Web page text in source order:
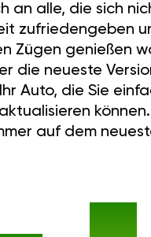
an alle, die sich
zufriedengeben
Zügen genießen
die neueste
Auto, die Sie
können.
auf dem